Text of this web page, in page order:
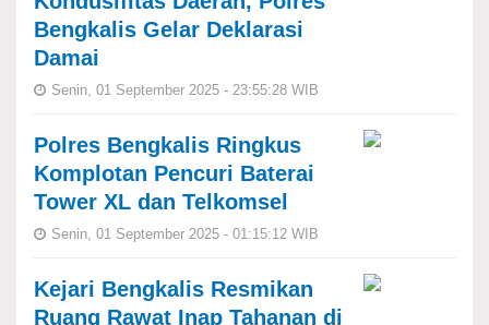
Bengkalis Gelar Deklarasi
Damai
Senin, 01 September 2025 - 23:55:28 WIB
Polres Bengkalis Ringkus
Komplotan Pencuri Baterai
Tower XL dan Telkomsel
Senin, 01 September 2025 - 01:15:12 WIB
Kejari Bengkalis Resmikan
Ruang Rawat Inap Tahanan di